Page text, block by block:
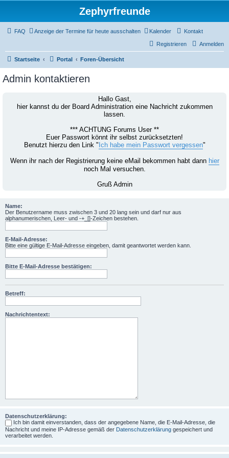
Zephyrfreunde
FAQ Anzeige der Termine für heute ausschalten Kalender Kontakt
Anmelden
Registrieren
Startseite Portal Foren-Übersicht
Admin kontaktieren
Hallo Gast,
hier kannst du der Board Administration eine Nachricht zukommen
lassen.
*** ACHTUNG Forums User **
Euer Passwort könnt ihr selbst zurücksetzten!
Benutzt hierzu den Link " Ich habe mein Passwort vergessen"
Wenn ihr nach der Registrierung keine eMail bekommen habt dann hier
noch Mal versuchen.
Gruß Admin
Name:
Der Benutzername muss zwischen 3 und 20 lang sein und darf nur aus
alphanumerischen, Leer- und -+_[]-Zeichen bestehen.
E-Mail-Adresse:
Bitte eine gültige E-Mail-Adresse eingeben, damit geantwortet werden kann.
Bitte E-Mail-Adresse bestätigen:
Betreff:
Nachrichtentext:
Datenschutzerklärung:
Ich bin damit einverstanden, dass der angegebene Name, die E-Mail-Adresse, die
Nachricht und meine IP-Adresse gemäß der Datenschutzerklärung gespeichert und
verarbeitet werden.